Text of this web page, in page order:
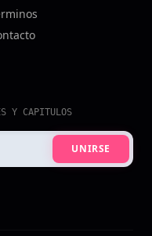
Y CAPITULOS
UNIRSE